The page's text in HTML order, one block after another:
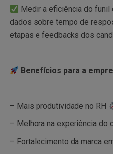
Medir a eficiência do funil
dados sobre tempo de
etapas e feedbacks dos
Benefícios para a
– Mais produtividade no RH
– Melhora na experiência do
– Fortalecimento da marca